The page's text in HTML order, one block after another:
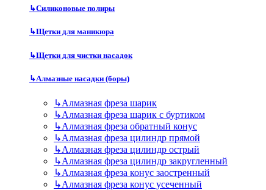
↳Силиконовые полиры
↳Щетки для маникюра
↳Щетки для чистки насадок
↳Алмазные насадки (боры)
↳Алмазная фреза шарик
↳Алмазная фреза шарик с буртиком
↳Алмазная фреза обратный конус
↳Алмазная фреза цилиндр прямой
↳Алмазная фреза цилиндр острый
↳Алмазная фреза цилиндр закругленный
↳Алмазная фреза конус заостренный
↳Алмазная фреза конус усеченный